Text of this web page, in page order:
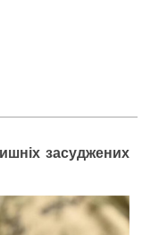
засуджених